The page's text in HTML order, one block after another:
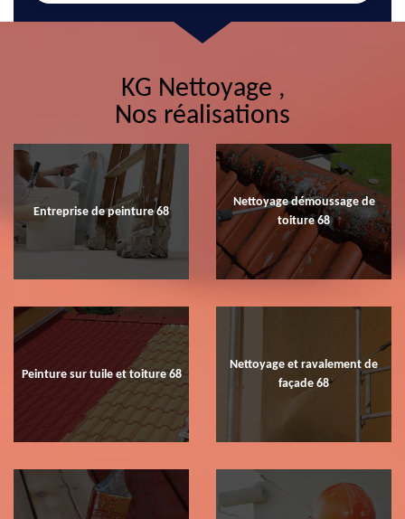
KG Nettoyage ,
Nos réalisations
Entreprise de peinture 68
Nettoyage démoussage de
toiture 68
Peinture sur tuile et toiture 68
Nettoyage et ravalement de
façade 68